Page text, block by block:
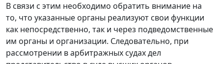
В связи с этим необходимо обратить внимание на
то, что указанные органы реализуют свои функции
как непосредственно, так и через подведомственные
им органы и организации. Следовательно, при
рассмотрении в арбитражных судах дел